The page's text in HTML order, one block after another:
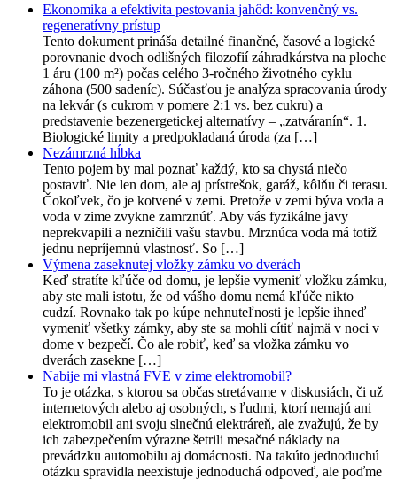
Ekonomika a efektivita pestovania jahôd: konvenčný vs.
regeneratívny prístup
Tento dokument prináša detailné finančné, časové a logické
porovnanie dvoch odlišných filozofií záhradkárstva na ploche
1 áru (100 m²) počas celého 3-ročného životného cyklu
záhona (500 sadeníc). Súčasťou je analýza spracovania úrody
na lekvár (s cukrom v pomere 2:1 vs. bez cukru) a
predstavenie bezenergetickej alternatívy – „zatváranín“. 1.
Biologické limity a predpokladaná úroda (za […]
Nezámrzná hĺbka
Tento pojem by mal poznať každý, kto sa chystá niečo
postaviť. Nie len dom, ale aj prístrešok, garáž, kôlňu či terasu.
Čokoľvek, čo je kotvené v zemi. Pretože v zemi býva voda a
voda v zime zvykne zamrznúť. Aby vás fyzikálne javy
neprekvapili a nezničili vašu stavbu. Mrznúca voda má totiž
jednu nepríjemnú vlastnosť. So […]
Výmena zaseknutej vložky zámku vo dverách
Keď stratíte kľúče od domu, je lepšie vymeniť vložku zámku,
aby ste mali istotu, že od vášho domu nemá kľúče nikto
cudzí. Rovnako tak po kúpe nehnuteľnosti je lepšie ihneď
vymeniť všetky zámky, aby ste sa mohli cítiť najmä v noci v
dome v bezpečí. Čo ale robiť, keď sa vložka zámku vo
dverách zasekne […]
Nabije mi vlastná FVE v zime elektromobil?
To je otázka, s ktorou sa občas stretávame v diskusiách, či už
internetových alebo aj osobných, s ľudmi, ktorí nemajú ani
elektromobil ani svoju slnečnú elektráreň, ale zvažujú, že by
ich zabezpečením výrazne šetrili mesačné náklady na
prevádzku automobilu aj domácnosti. Na takúto jednoduchú
otázku spravidla neexistuje jednoduchá odpoveď, ale poďme